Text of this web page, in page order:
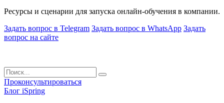
Ресурсы и сценарии для запуска онлайн-обучения в компании.
Задать вопрос в Telegram Задать вопрос в WhatsApp Задать
вопрос на сайте
Проконсультироваться
Блог iSpring